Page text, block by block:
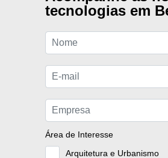
do evento Leiria Sobre